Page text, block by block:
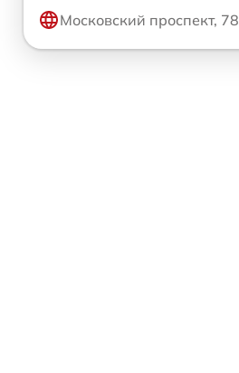
Московский проспект, 78